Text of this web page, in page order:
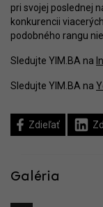
pri svojej poslednej
konkurencii
podobného rangu
Sledujte YIM.BA na
Sledujte YIM.BA na
Zdieľať
Galéria